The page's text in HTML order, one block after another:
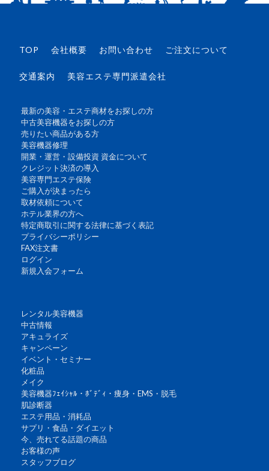
TOP 会社概要 お問い合わせ ご注文について
交通案内 美容エステ専門派遣会社
最新の美容・エステ商材をお探しの方
中古美容機器をお探しの方
売りたい商品がある方
美容機器修理
開業・運営・設備投資 資金について
クレジット決済の導入
美容専門エステ保険
ご購入が決まったら
取材依頼について
ホテル業界の方へ
特定商取引に関する法律に基づく表記
プライバシーポリシー
FAX注文書
ログイン
新規入会フォーム
レンタル美容機器
中古情報
アキュライズ
キャンペーン
イベント・セミナー
化粧品
メイク
美容機器ﾌｪｲｼｬﾙ・ﾎﾞﾃﾞｨ・痩身・EMS・脱毛
肌診断器
エステ用品・消耗品
サプリ・食品・ダイエット
今、売れてる話題の商品
お客様の声
スタッフブログ